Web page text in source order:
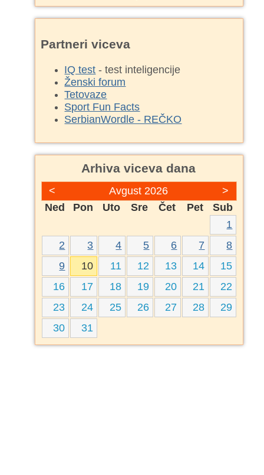
Partneri viceva
IQ test - test inteligencije
Ženski forum
Tetovaze
Sport Fun Facts
SerbianWordle - REČKO
Arhiva viceva dana
< >
Avgust 2026
Ned
Pon Uto Sre Čet Pet
Sub
1
2
3 4 5 6 7
8
9
10 11 12 13 14
15
16
17 18 19 20 21
22
23
24 25 26 27 28
29
30
31